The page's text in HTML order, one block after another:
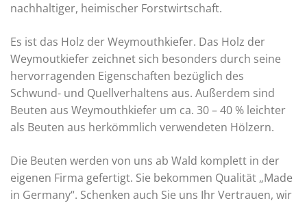
nachhaltiger, heimischer Forstwirtschaft.
Es ist das Holz der Weymouthkiefer. Das Holz der
Weymoutkiefer zeichnet sich besonders durch seine
hervorragenden Eigenschaften bezüglich des
Schwund- und Quellverhaltens aus. Außerdem sind
Beuten aus Weymouthkiefer um ca. 30 – 40 % leichter
als Beuten aus herkömmlich verwendeten Hölzern.
Die Beuten werden von uns ab Wald komplett in der
eigenen Firma gefertigt. Sie bekommen Qualität „Made
in Germany“. Schenken auch Sie uns Ihr Vertrauen, wir